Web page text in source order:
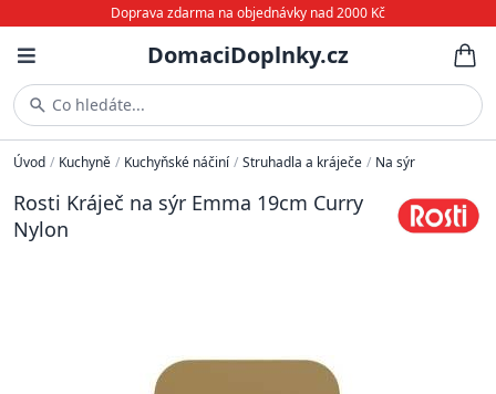
Doprava zdarma na objednávky nad 2000 Kč
DomaciDoplnky.cz
Co hledáte...
Úvod / Kuchyně / Kuchyňské náčiní / Struhadla a kráječe / Na sýr
Rosti Kráječ na sýr Emma 19cm Curry
Nylon